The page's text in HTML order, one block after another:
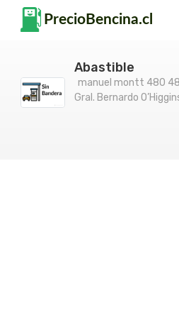
Abastible
manuel montt 480
Gral. Bernardo